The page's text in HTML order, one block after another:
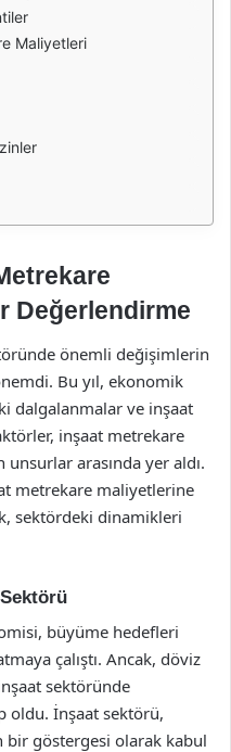
Maliyetleri
Değerlendirme
önemli değişimlerin
Bu yıl, ekonomik
dalgalanmalar ve inşaat
inşaat metrekare
arasında yer aldı.
metrekare maliyetlerine
sektördeki dinamikleri
büyüme hedefleri
çalıştı. Ancak, döviz
sektöründe
oldu. İnşaat sektörü,
göstergesi olarak kabul